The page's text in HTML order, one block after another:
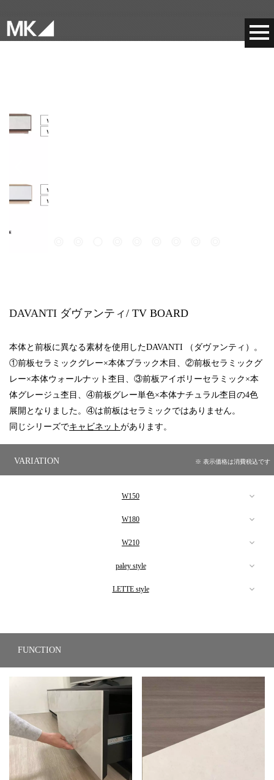
DAVANTI ダヴァンティ/ TV BOARD
本体と前板に異なる素材を使用したDAVANTI （ダヴァンティ）。
①前板セラミックグレー×本体ブラック木目、②前板セラミックグ
レー×本体ウォールナット杢目、③前板アイボリーセラミック×本
体グレージュ杢目、④前板グレー単色×本体ナチュラル杢目の4色
展開となりました。④は前板はセラミックではありません。
同じシリーズでキャビネット があります。
VARIATION ※ 表示価格は消費税込です
W150
【ウォールナット本体】
DAV-150 WN+GYC
size:W150・D39.5・H35
135,300yen
W180
【ウォールナット本体】
DAV-180 WN+GYC
color:グレー
size:W180・D39.5・H35
148,500yen
W210
【ウォールナット本体】
DAV-210 WN+GYC
color:グレー
size:W210・D39.5・H35
173,800yen
paley style
DAV-210 POL+GGY
color:ナチュラル×ライトグレー
size:W210・D39.5・H35
DAV-180 POL+GGY
color:ナチュラル×ライトグレー
size:W180・D39.5・H35
LETTE style
color:グレージュ×アイボリーセラミック
size:W210・D39.5・H35
183,700yen
DAV-180 MIW+IVC
color:グレージュ×アイボリーセラミック
size:W180・D39.5・H35
FUNCTION